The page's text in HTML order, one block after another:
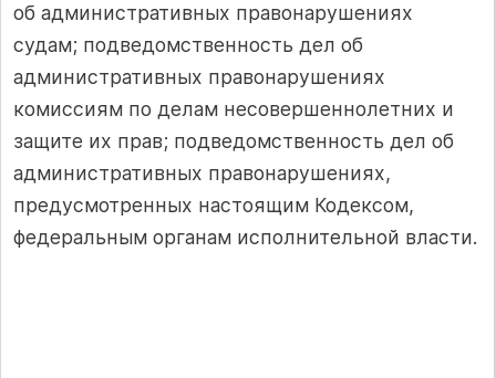
об административных правонарушениях
судам; подведомственность дел об
административных правонарушениях
комиссиям по делам несовершеннолетних и
защите их прав; подведомственность дел об
административных правонарушениях,
предусмотренных настоящим Кодексом,
федеральным органам исполнительной власти.